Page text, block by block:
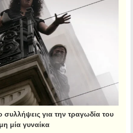
για την τραγωδία του
μία γυναίκα